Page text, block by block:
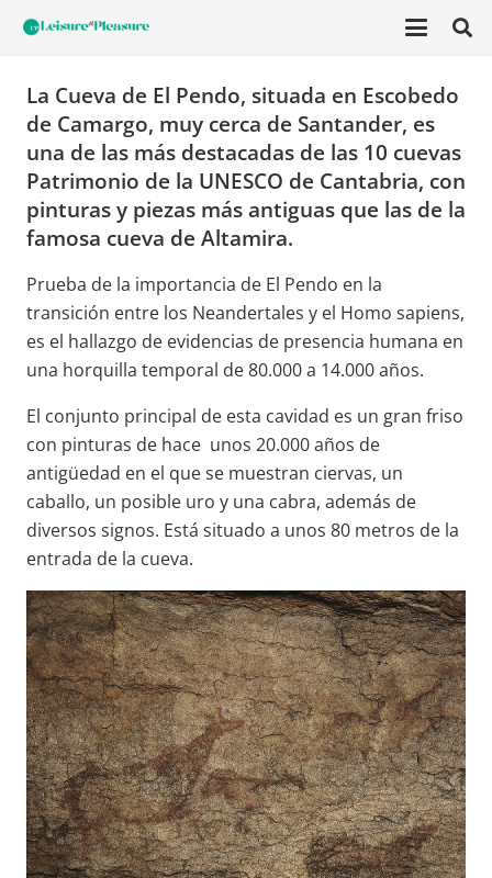
La Cueva de El Pendo, situada en Escobedo
de Camargo, muy cerca de Santander, es
una de las más destacadas de las 10 cuevas
Patrimonio de la UNESCO de Cantabria, con
pinturas y piezas más antiguas que las de la
famosa cueva de Altamira.
Prueba de la importancia de El Pendo en la
transición entre los Neandertales y el Homo sapiens,
es el hallazgo de evidencias de presencia humana en
una horquilla temporal de 80.000 a 14.000 años.
El conjunto principal de esta cavidad es un gran friso
con pinturas de hace unos 20.000 años de
antigüedad en el que se muestran ciervas, un
caballo, un posible uro y una cabra, además de
diversos signos. Está situado a unos 80 metros de la
entrada de la cueva.